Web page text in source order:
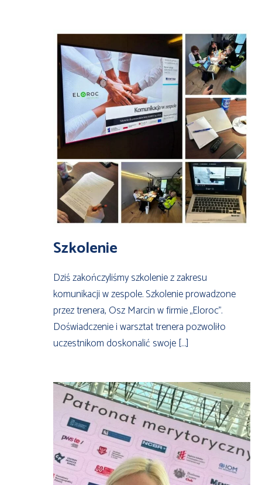
Szkolenie
Dziś zakończyliśmy szkolenie z zakresu
komunikacji w zespole. Szkolenie prowadzone
przez trenera, Osz Marcin w firmie „Eloroc”.
Doświadczenie i warsztat trenera pozwoliło
uczestnikom doskonalić swoje […]